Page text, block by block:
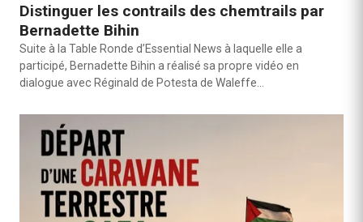
Distinguer les contrails des chemtrails par
Bernadette Bihin
Suite à la Table Ronde d’Essential News à laquelle elle a
participé, Bernadette Bihin a réalisé sa propre vidéo en
dialogue avec Réginald de Potesta de Waleffe…